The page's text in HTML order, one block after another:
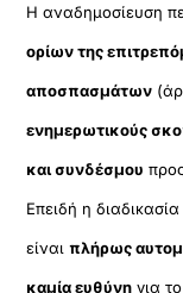
Η αναδημοσίευση
ορίων της
αποσπασμάτων
ενημερωτικούς
και συνδέσμου
Επειδή η
είναιπλήρως
καμία ευθύνη για